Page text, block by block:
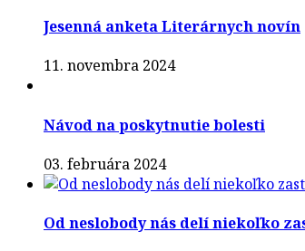
Jesenná anketa Literárnych novín
11. novembra 2024
Návod na poskytnutie bolesti
03. februára 2024
Od neslobody nás delí niekoľko